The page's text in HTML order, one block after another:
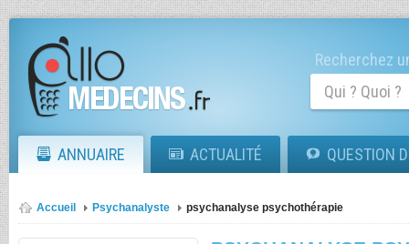
Recherchez
ANNUAIRE ACTUALITÉ QUESTION
Accueil Psychanalyste psychanalyse psychothérapie